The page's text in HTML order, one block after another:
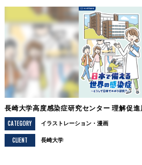
長崎大学高度感染症研究センター 理解促進
CATEGORY
イラストレーション 漫画
CLIENT 長崎大学